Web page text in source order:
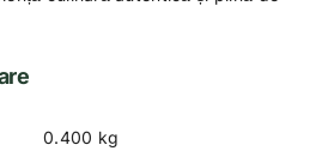
0.400 kg